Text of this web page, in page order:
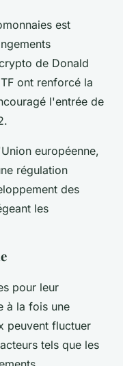
est
de Donald
ont renforcé la
l'entrée de
européenne,
régulation
des
les
pour leur
à la fois une
peuvent fluctuer
tels que les